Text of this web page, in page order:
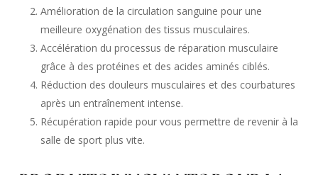
Amélioration de la circulation sanguine pour une
meilleure oxygénation des tissus musculaires.
Accélération du processus de réparation musculaire
grâce à des protéines et des acides aminés ciblés.
Réduction des douleurs musculaires et des courbatures
après un entraînement intense.
Récupération rapide pour vous permettre de revenir à la
salle de sport plus vite.